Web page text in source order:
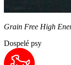
Grain Free High
Dospelé psy